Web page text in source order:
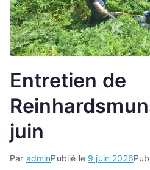
Entretien de
juin
Par adminPublié le 9 juin 2026